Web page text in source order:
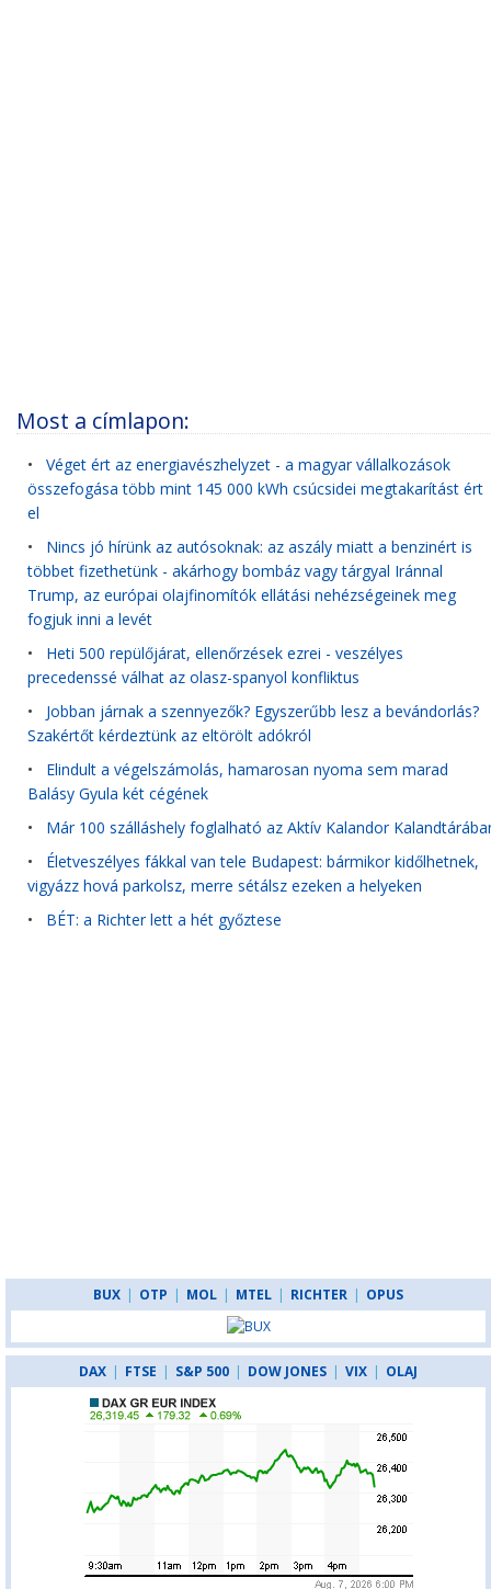
Most a címlapon:
• Véget ért az energiavészhelyzet - a magyar vállalkozások
összefogása több mint 145 000 kWh csúcsidei megtakarítást ért
el
• Nincs jó hírünk az autósoknak: az aszály miatt a benzinért is
többet fizethetünk - akárhogy bombáz vagy tárgyal Iránnal
Trump, az európai olajfinomítók ellátási nehézségeinek meg
fogjuk inni a levét
• Heti 500 repülőjárat, ellenőrzések ezrei - veszélyes
precedenssé válhat az olasz-spanyol konfliktus
• Jobban járnak a szennyezők? Egyszerűbb lesz a bevándorlás?
Szakértőt kérdeztünk az eltörölt adókról
• Elindult a végelszámolás, hamarosan nyoma sem marad
Balásy Gyula két cégének
• Már 100 szálláshely foglalható az Aktív Kalandor
• Életveszélyes fákkal van tele Budapest: bármikor kidőlhetnek,
vigyázz hová parkolsz, merre sétálsz ezeken a helyeken
• BÉT: a Richter lett a hét győztese
BUX | OTP | MOL | MTEL | RICHTER | OPUS
DAX | FTSE | S&P 500 | DOW JONES | VIX | OLAJ